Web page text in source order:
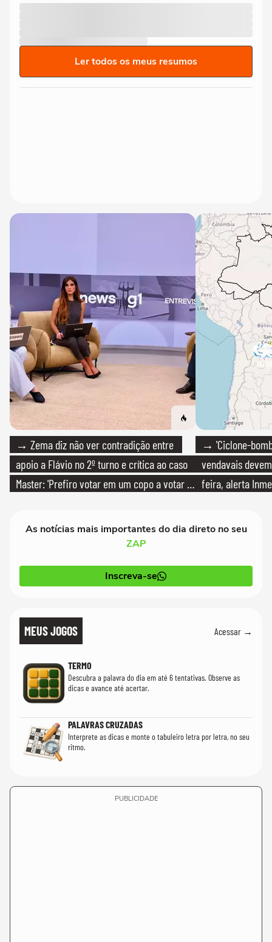
Ler todos os meus resumos
→ Zema diz não ver contradição entre
apoio a Flávio no 2º turno e crítica ao caso
Master: 'Prefiro votar em um copo a votar no
→ 'Ciclone-
vendavais
feira, alerta
As notícias mais importantes do dia direto no seu
ZAP
Inscreva-se
MEUS JOGOS Acessar →
TERMO
Descubra a palavra do dia em até 6 tentativas. Observe as
dicas e avance até acertar.
PALAVRAS CRUZADAS
Interprete as dicas e monte o tabuleiro letra por letra, no seu
ritmo.
PUBLICIDADE